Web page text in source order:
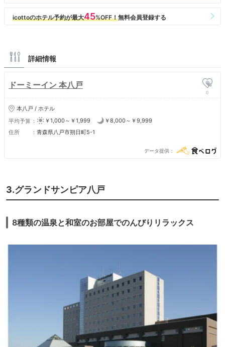
詳細情報
ドーミーイン 本八戸
0
本八戸 / ホテル
平均予算
￥1,000～￥1,999
￥8,000～￥9,999
住所
青森県八戸市朔日町5-1
データ提供
3.グランドサンピア八戸
8種類の温泉と和室のお部屋でのんびりリラックス